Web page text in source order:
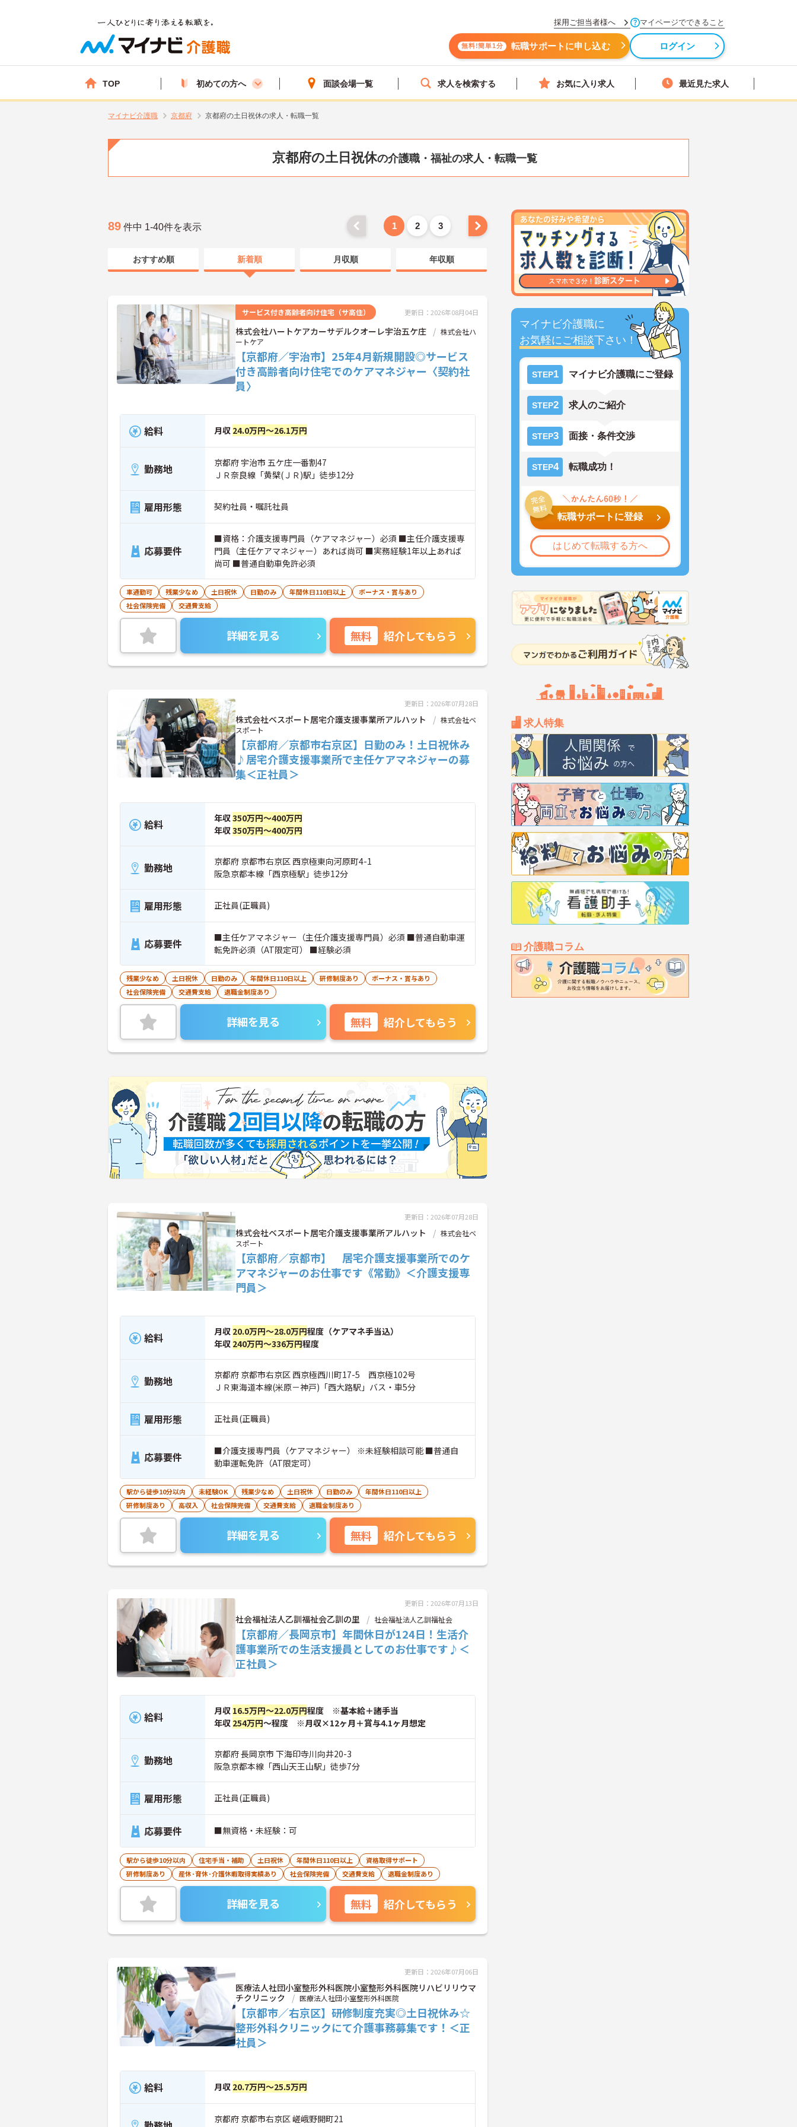
採用ご担当者様へ マイページでできること
無料!簡単1分 転職サポートに申し込む ログイン
TOP 初めての方へ 面談会場一覧 求人を検索する お気に入り求人 最近見た求人
マイナビ介護職 京都府 京都府の土日祝休の求人・転職一覧
京都府の土日祝休の介護職・福祉の求人・転職一覧
マイナビ介護職に
お気軽にご相談下さい！
STEP1 マイナビ介護職にご登録
STEP2 求人のご紹介
STEP3 面接・条件交渉
STEP4 転職成功！
転職サポートに登録
はじめて転職する方へ
求人特集
介護職コラム
89 件中 1-40件を表示 1 2 3
おすすめ順 新着順 月収順 年収順
サービス付き高齢者向け住宅（サ高住） 更新日：2026年08月04日
株式会社ハートケアカーサデルクオーレ宇治五ケ庄
株式会社ハ
ートケア
【京都府／宇治市】25年4月新規開設◎サービス
付き高齢者向け住宅でのケアマネジャー〈契約社
員〉
給料 月収 24.0万円～26.1万円
勤務地
京都府 宇治市 五ケ庄一番割47
ＪＲ奈良線「黄檗(ＪＲ)駅」徒歩12分
雇用形態 契約社員・嘱託社員
応募要件
■資格：介護支援専門員（ケアマネジャー）必須 ■主任介護支援専
門員（主任ケアマネジャー）あれば尚可 ■実務経験1年以上あれば
尚可 ■普通自動車免許必須
車通勤可 残業少なめ 土日祝休 日勤のみ 年間休日110日以上
ボーナス・賞与あり
社会保険完備
交通費支給
詳細を見る 無料 紹介してもらう
更新日：2026年07月28日
株式会社ベスポート居宅介護支援事業所アルハット
株式会社ベ
スポート
【京都府／京都市右京区】日勤のみ！土日祝休み
♪居宅介護支援事業所で主任ケアマネジャーの募
集＜正社員＞
給料 年収350万円～400万円
年収350万円～400万円
勤務地
京都府 京都市右京区 西京極東向河原町4-1
阪急京都本線「西京極駅」徒歩12分
雇用形態 正社員(正職員)
応募要件
■主任ケアマネジャー（主任介護支援専門員）必須 ■普通自動車運
転免許必須（AT限定可） ■経験必須
残業少なめ 土日祝休 日勤のみ 年間休日110日以上 研修制度あり
ボーナス・賞与あり
社会保険完備
交通費支給 退職金制度あり
詳細を見る 無料 紹介してもらう
更新日：2026年07月28日
株式会社ベスポート居宅介護支援事業所アルハット
株式会社ベ
スポート
【京都府／京都市】 居宅介護支援事業所でのケ
アマネジャーのお仕事です《常勤》＜介護支援専
門員＞
給料 月収 20.0万円～28.0万円程度（ケアマネ手当込）
年収 240万円～336万円程度
勤務地
京都府 京都市右京区 西京極西川町17-5 西京極102号
ＪＲ東海道本線(米原－神戸)「西大路駅」バス・車5分
雇用形態 正社員(正職員)
応募要件
■介護支援専門員（ケアマネジャー） ※未経験相談可能 ■普通自
動車運転免許（AT限定可）
駅から徒歩10分以内 未経験OK 残業少なめ 土日祝休 日勤のみ
年間休日110日以上
研修制度あり
高収入 社会保険完備 交通費支給 退職金制度あり
詳細を見る 無料 紹介してもらう
更新日：2026年07月13日
社会福祉法人乙訓福祉会乙訓の里 社会福祉法人乙訓福祉会
【京都府／長岡京市】年間休日が124日！生活介
護事業所での生活支援員としてのお仕事です♪＜
正社員＞
給料 月収 16.5万円～22.0万円程度 ※基本給＋諸手当
年収 254万円～程度 ※月収×12ヶ月＋賞与4.1ヶ月想定
勤務地
京都府 長岡京市 下海印寺川向井20-3
阪急京都本線「西山天王山駅」徒歩7分
雇用形態 正社員(正職員)
応募要件 ■無資格・未経験：可
駅から徒歩10分以内 住宅手当・補助 土日祝休 年間休日110日以上
資格取得サポート
研修制度あり
産休･育休･介護休暇取得実績あり 社会保険完備 交通費支給 退職金制度あり
詳細を見る 無料 紹介してもらう
更新日：2026年07月06日
医療法人社団小室整形外科医院小室整形外科医院リハビリリウマ
チクリニック
医療法人社団小室整形外科医院
【京都市／右京区】研修制度充実◎土日祝休み☆
整形外科クリニックにて介護事務募集です！＜正
社員＞
給料 月収 20.7万円～25.5万円
京都府 京都市右京区 嵯峨野開町21